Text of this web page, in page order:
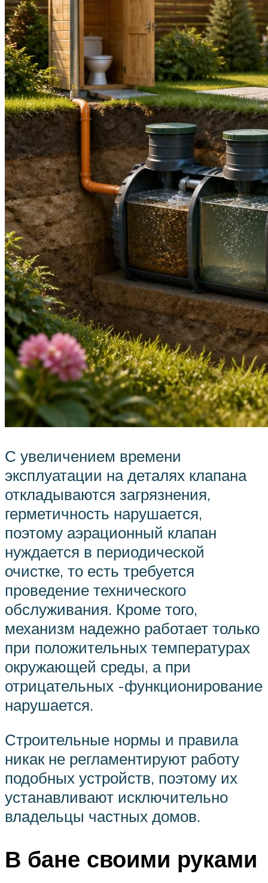
С увеличением времени
эксплуатации на деталях клапана
откладываются загрязнения,
герметичность нарушается,
поэтому аэрационный клапан
нуждается в периодической
очистке, то есть требуется
проведение технического
обслуживания. Кроме того,
механизм надежно работает только
при положительных температурах
окружающей среды, а при
отрицательных -функционирование
нарушается.
Строительные нормы и правила
никак не регламентируют работу
подобных устройств, поэтому их
устанавливают исключительно
владельцы частных домов.
В бане своими руками